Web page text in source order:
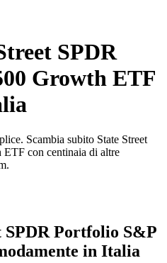
SPDR
Growth ETF
Scambia subito State Street
con centinaia di altre
SPDR Portfolio S&P
in Italia